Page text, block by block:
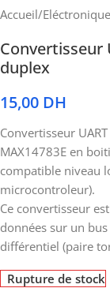
Accueil/
Convertisseur
duplex
15,00 DH
Convertisseur
MAX14783E en
compatible niveau
microcontroleur).
Ce convertisseur
données sur un
différentiel (paire
Rupture de stock